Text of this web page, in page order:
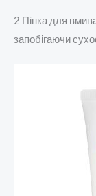
2 Пінка для
запобігаючи